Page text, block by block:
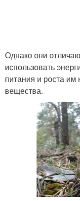
Однако они
использовать
питания и роста
вещества.